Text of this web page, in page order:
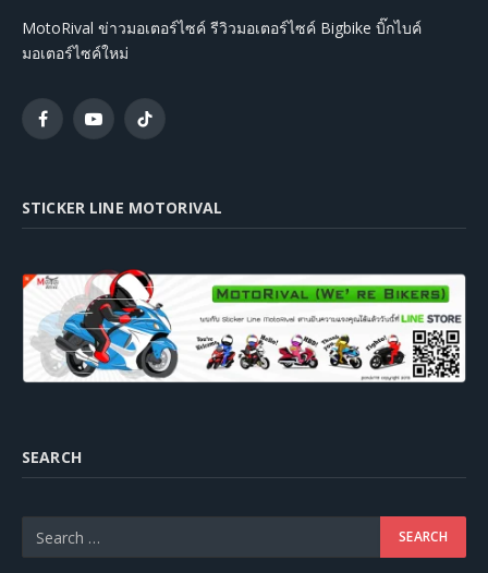
MotoRival ข่าวมอเตอร์ไซค์ รีวิวมอเตอร์ไซค์ Bigbike บิ๊กไบค์
มอเตอร์ไซค์ใหม่
FacebookYouTubeTikTok
STICKER LINE MOTORIVAL
SEARCH